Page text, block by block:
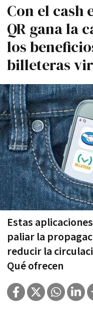
Con el cash
QR gana la
los
billeteras
Estas
paliar la
reducir la
Qué ofrecen